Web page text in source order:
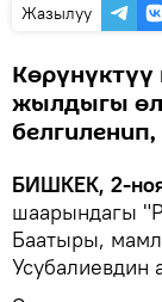
Жазылуу
жылдыгы
БИШКЕК, 2-
шаарындагы
Баатыры,
Усубалиевдин